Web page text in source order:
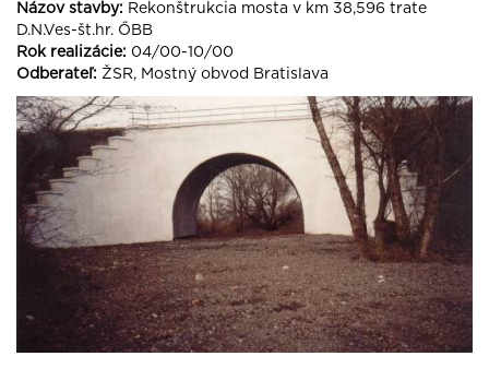
Názov stavby: Rekonštrukcia mosta v km 38,596 trate
D.N.Ves-št.hr. ŐBB
Rok realizácie: 04/00-10/00
Odberateľ: ŽSR, Mostný obvod Bratislava